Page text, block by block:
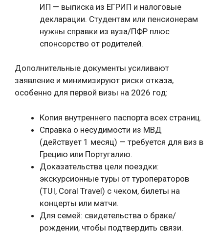
ИП — выписка из ЕГРИП и налоговые
декларации. Студентам или пенсионерам
нужны справки из вуза/ПФР плюс
спонсорство от родителей.
Дополнительные документы усиливают
заявление и минимизируют риски отказа,
особенно для первой визы на 2026 год:
Копия внутреннего паспорта всех страниц.
Справка о несудимости из МВД
(действует 1 месяц) — требуется для виз в
Грецию или Португалию.
Доказательства цели поездки:
экскурсионные туры от туроператоров
(TUI, Coral Travel) с чеком, билеты на
концерты или матчи.
Для семей: свидетельства о браке/
рождении, чтобы подтвердить связи.